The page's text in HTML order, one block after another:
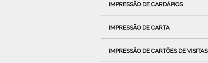
IMPRESSÃO DE CARDÁPIOS
IMPRESSÃO DE CARTA
IMPRESSÃO DE CARTÕES DE VISITAS